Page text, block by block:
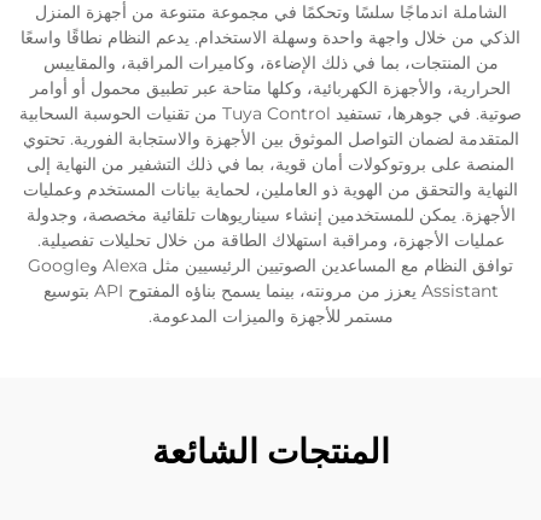
الشاملة اندماجًا سلسًا وتحكمًا في مجموعة متنوعة من أجهزة المنزل
الذكي من خلال واجهة واحدة وسهلة الاستخدام. يدعم النظام نطاقًا واسعًا
من المنتجات، بما في ذلك الإضاءة، وكاميرات المراقبة، والمقاييس
الحرارية، والأجهزة الكهربائية، وكلها متاحة عبر تطبيق محمول أو أوامر
صوتية. في جوهرها، تستفيد Tuya Control من تقنيات الحوسبة السحابية
المتقدمة لضمان التواصل الموثوق بين الأجهزة والاستجابة الفورية. تحتوي
المنصة على بروتوكولات أمان قوية، بما في ذلك التشفير من النهاية إلى
النهاية والتحقق من الهوية ذو العاملين، لحماية بيانات المستخدم وعمليات
الأجهزة. يمكن للمستخدمين إنشاء سيناريوهات تلقائية مخصصة، وجدولة
عمليات الأجهزة، ومراقبة استهلاك الطاقة من خلال تحليلات تفصيلية.
توافق النظام مع المساعدين الصوتيين الرئيسيين مثل Alexa وGoogle
Assistant يعزز من مرونته، بينما يسمح بناؤه المفتوح API بتوسيع
مستمر للأجهزة والميزات المدعومة.
المنتجات الشائعة